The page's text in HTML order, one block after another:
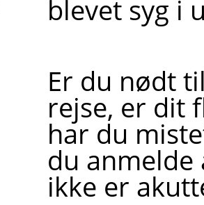
blevet syg i
Er du nødt
rejse, er dit
har du
du anmelde
ikke er